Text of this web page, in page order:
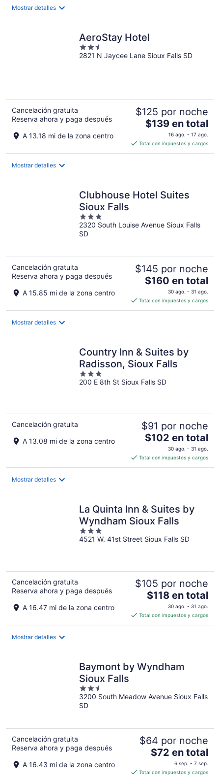
por
noche
Mostrar detalles
AeroStay Hotel
2.5
out
2821 N Jaycee Lane Sioux Falls SD
Cancelación gratuita
Reserva ahora y paga después
A 13.18 mi de la zona centro
$125 por noche
El
es
de
por
noche
$139 en total
16 ago. - 17 ago.
Total con impuestos y cargos
Mostrar detalles
Clubhouse Hotel Suites
Sioux Falls
3
out
of
2320 South Louise Avenue Sioux Falls
SD
Cancelación gratuita
Reserva ahora y paga después
A 15.85 mi de la zona centro
$145 por noche
El
es
de
por
noche
$160 en total
30 ago. - 31 ago.
Total con impuestos y cargos
Mostrar detalles
Country Inn & Suites by
Radisson, Sioux Falls
3
out
200 E 8th St Sioux Falls SD
Cancelación gratuita
A 13.08 mi de la zona centro
$91 por noche
El
es
de
por
noche
$102 en total
30 ago. - 31 ago.
Total con impuestos y cargos
Mostrar detalles
La Quinta Inn & Suites by
Wyndham Sioux Falls
3
out
4521 W. 41st Street Sioux Falls SD
Cancelación gratuita
Reserva ahora y paga después
A 16.47 mi de la zona centro
$105 por noche
El
precio
es
de
por
noche
$118 en total
30 ago. - 31 ago.
Total con impuestos y cargos
Mostrar detalles
Baymont by Wyndham
Sioux Falls
2.5
out
of
3200 South Meadow Avenue Sioux Falls
SD
Cancelación gratuita
Reserva ahora y paga después
A 16.43 mi de la zona centro
$64 por noche
El
es
$72 en total
6 sep. - 7 sep.
Total con impuestos y cargos